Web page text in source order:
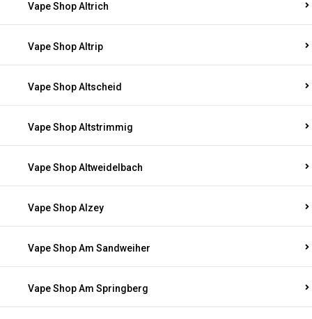
Vape Shop Altrich
Vape Shop Altrip
Vape Shop Altscheid
Vape Shop Altstrimmig
Vape Shop Altweidelbach
Vape Shop Alzey
Vape Shop Am Sandweiher
Vape Shop Am Springberg